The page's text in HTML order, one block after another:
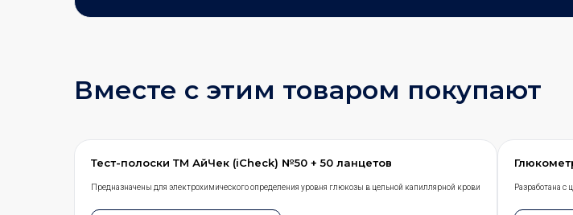
Вместе с этим товаром покупают
Тест-полоски ТМ АйЧек (iCheck) №50 + 50 ланцетов
Предназначены для электрохимического определения уровня глюкозы в цельной капиллярной крови Разработана с